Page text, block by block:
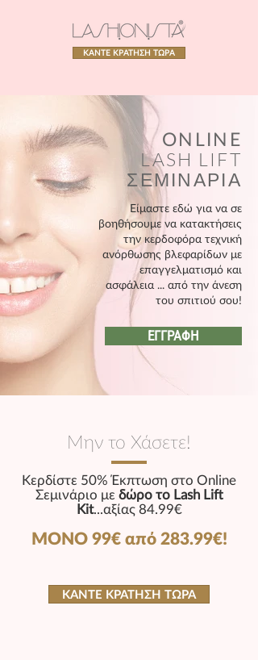
ONLINE
LASH LIFT
ΣΕΜΙΝΑΡΙΑ
Είμαστε εδώ για να σε
βοηθήσουμε να κατακτήσεις
την κερδοφόρα τεχνική
ανόρθωσης βλεφαρίδων με
επαγγελματισμό και
ασφάλεια ... από την άνεση
του σπιτιού σου!
ΕΓΓΡΑΦΗ
ΚΑΝΤΕ ΚΡΑΤΗΣΗ ΤΩΡΑ
Μην το Χάσετε!
Κερδίστε 50% Έκπτωση στο Online
Σεμινάριο με δώρο το Lash Lift
Kit...αξίας 84.99€
ΜΟΝΟ 99€ από 283.99€!
ΚΑΝΤΕ ΚΡΑΤΗΣΗ ΤΩΡΑ